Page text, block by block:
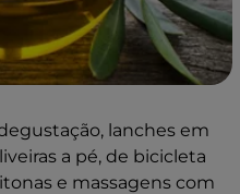
lanches em
a pé, de bicicleta
e massagens com